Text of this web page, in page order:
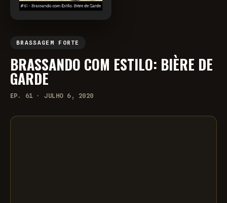
BRASSAGEM FORTE
BRASSANDO COM ESTILO: BIÈRE DE
GARDE
EP. 61 · JULHO 6, 2020